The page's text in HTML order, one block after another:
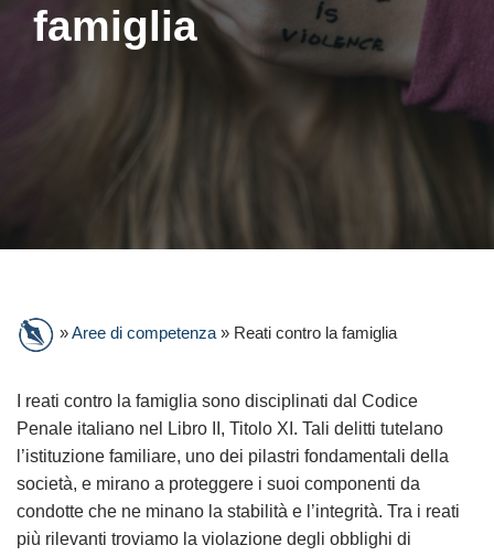
famiglia
»Aree di competenza» Reati contro la famiglia
I reati contro la famiglia sono disciplinati dal Codice
Penale italiano nel Libro II, Titolo XI. Tali delitti tutelano
l’istituzione familiare, uno dei pilastri fondamentali della
società, e mirano a proteggere i suoi componenti da
condotte che ne minano la stabilità e l’integrità. Tra i reati
più rilevanti troviamo la violazione degli obblighi di